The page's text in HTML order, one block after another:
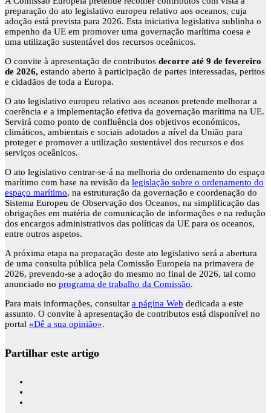
preparação do ato legislativo europeu relativo aos oceanos, cuja
adoção está prevista para 2026. Esta iniciativa legislativa sublinha o
empenho da UE em promover uma governação marítima coesa e
uma utilização sustentável dos recursos oceânicos.
O convite à apresentação de contributos decorre até 9 de fevereiro
de 2026, estando aberto à participação de partes interessadas, peritos
e cidadãos de toda a Europa.
O ato legislativo europeu relativo aos oceanos pretende melhorar a
coerência e a implementação efetiva da governação marítima na UE.
Servirá como ponto de confluência dos objetivos económicos,
climáticos, ambientais e sociais adotados a nível da União para
proteger e promover a utilização sustentável dos recursos e dos
serviços oceânicos.
O ato legislativo centrar-se-á na melhoria do ordenamento do espaço
marítimo com base na revisão da legislação sobre o ordenamento do
espaço marítimo, na estruturação da governação e coordenação do
Sistema Europeu de Observação dos Oceanos, na simplificação das
obrigações em matéria de comunicação de informações e na redução
dos encargos administrativos das políticas da UE para os oceanos,
entre outros aspetos.
A próxima etapa na preparação deste ato legislativo será a abertura
de uma consulta pública pela Comissão Europeia na primavera de
2026, prevendo-se a adoção do mesmo no final de 2026, tal como
anunciado no programa de trabalho da Comissão.
Para mais informações, consultar a página Web dedicada a este
assunto. O convite à apresentação de contributos está disponível no
portal «Dê a sua opinião».
Partilhar este artigo